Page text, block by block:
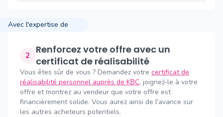
Avec l'expertise de
2 Renforcez votre offre avec un
certificat de réalisabilité
Vous êtes sûr de vous ? Demandez votre certificat de
réalisabilité personnel auprès de KBC, joignez-le à votre
offre et montrez au vendeur que votre offre est
financièrement solide. Vous aurez ainsi de l'avance sur
les autres acheteurs potentiels.